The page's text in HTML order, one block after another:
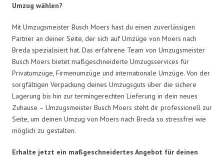
Umzug wählen?
Mit Umzugsmeister Busch Moers hast du einen zuverlässigen
Partner an deiner Seite, der sich auf Umzüge von Moers nach
Breda spezialisiert hat. Das erfahrene Team von Umzugsmeister
Busch Moers bietet maßgeschneiderte Umzugsservices für
Privatumzüge, Firmenumzüge und internationale Umzüge. Von der
sorgfältigen Verpackung deines Umzugsguts über die sichere
Lagerung bis hin zur termingerechten Lieferung in dein neues
Zuhause – Umzugsmeister Busch Moers steht dir professionell zur
Seite, um deinen Umzug von Moers nach Breda so stressfrei wie
möglich zu gestalten.
Erhalte jetzt ein maßgeschneidertes Angebot für deinen